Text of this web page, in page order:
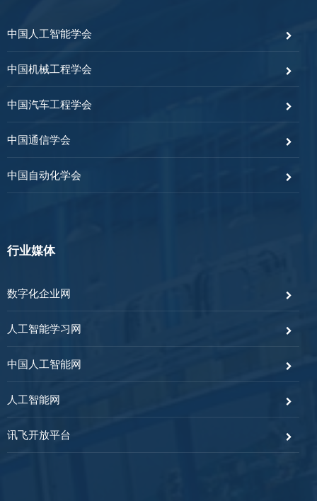
中国人工智能学会
中国机械工程学会
中国汽车工程学会
中国通信学会
中国自动化学会
行业媒体
数字化企业网
人工智能学习网
中国人工智能网
人工智能网
讯飞开放平台